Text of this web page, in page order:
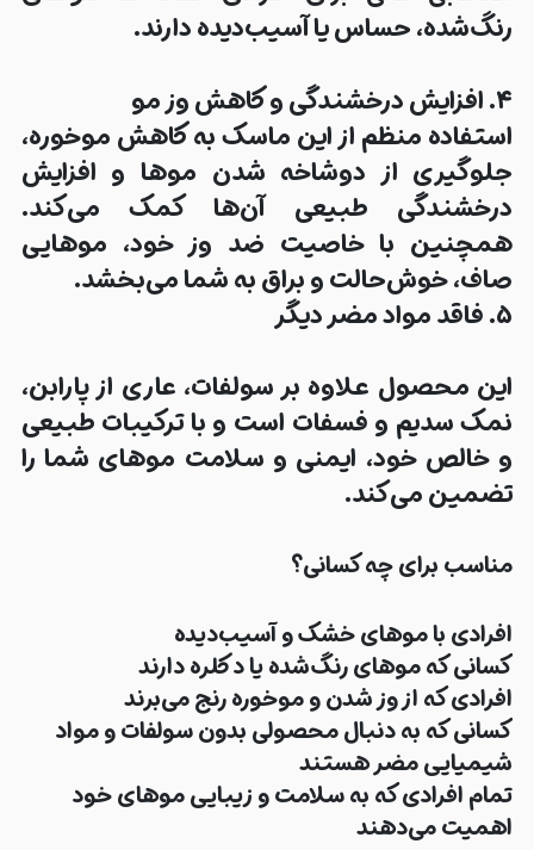
رنگ‌شده، حساس یا آسیب‌دیده دارند.
۴. افزایش درخشندگی و کاهش وز مو
استفاده منظم از این ماسک به کاهش موخوره،
جلوگیری از دوشاخه شدن موها و افزایش
درخشندگی طبیعی آن‌ها کمک می‌کند.
همچنین با خاصیت ضد وز خود، موهایی
صاف، خوش‌حالت و براق به شما می‌بخشد.
۵. فاقد مواد مضر دیگر
این محصول علاوه بر سولفات، عاری از پارابن،
نمک سدیم و فسفات است و با ترکیبات طبیعی
و خالص خود، ایمنی و سلامت موهای شما را
تضمین می‌کند.
مناسب برای چه کسانی؟
افرادی باموهای خشک و آسیب‌دیده
کسانی که موهایرنگ‌شده یا دکلرهدارند
افرادی که ازوز شدن و موخورهرنج می‌برند
کسانی که به دنبالمحصولی بدون سولفات و مواد
شیمیایی مضرهستند
تمام افرادی که بهسلامت و زیبایی موهای خود
اهمیت می‌دهند